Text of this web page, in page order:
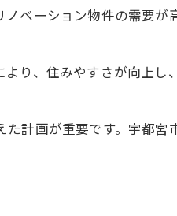
ベーション物件の需要が
り、住みやすさが向上し
計画が重要です。宇都宮